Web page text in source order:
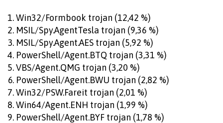
Win32/Formbook trojan (12,42 %)
MSIL/Spy.AgentTesla trojan (9,36 %)
MSIL/Spy.Agent.AES trojan (5,92 %)
PowerShell/Agent.BTQ trojan (3,31 %)
VBS/Agent.QMG trojan (3,20 %)
PowerShell/Agent.BWU trojan (2,82 %)
Win32/PSW.Fareit trojan (2,01 %)
Win64/Agent.ENH trojan (1,99 %)
PowerShell/Agent.BYF trojan (1,78 %)